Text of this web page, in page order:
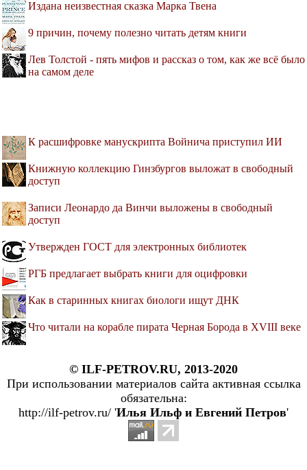
Издана неизвестная сказка Марка Твена
9 причин, почему полезно читать детям книги
Лев Толстой - пять мифов и рассказ о том, как же всё было
на самом деле
К расшифровке манускрипта Войнича приступил ИИ
Книжную коллекцию Гинзбургов выложат в свободный
доступ
Записи Леонардо да Винчи выложены в свободный
доступ
Утвержден ГОСТ для электронных библиотек
РГБ предлагает выбрать книги для оцифровки
Как в старинных книгах биологи ищут ДНК
Что читали на корабле пирата Черная Борода в XVIII веке
© ILF-PETROV.RU, 2013-2020
При использовании материалов сайта активная ссылка
обязательна:
http://ilf-petrov.ru/ 'Илья Ильф и Евгений Петров'